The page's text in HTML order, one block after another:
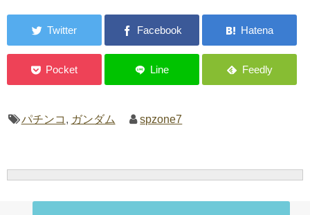
パチンコ , ガンダム spzone7